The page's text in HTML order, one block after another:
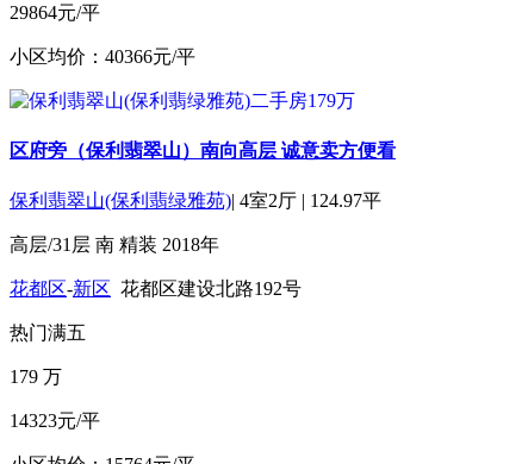
29864元/平
小区均价：40366元/平
区府旁（保利翡翠山）南向高层 诚意卖方便看
保利翡翠山(保利翡绿雅苑)| 4室2厅 | 124.97平
高层/31层 南 精装 2018年
花都区-新区 花都区建设北路192号
热门满五
179 万
14323元/平